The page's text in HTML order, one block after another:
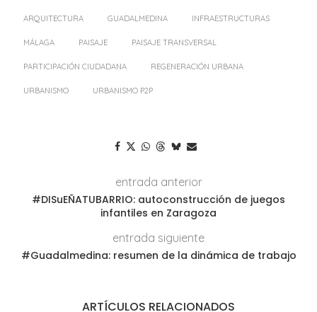
ARQUITECTURA GUADALMEDINA INFRAESTRUCTURAS
MÁLAGA PAISAJE PAISAJE TRANSVERSAL
PARTICIPACIÓN CIUDADANA REGENERACIÓN URBANA
URBANISMO URBANISMO P2P
entrada anterior
#DISuEÑATUBARRIO: autoconstrucción de juegos
infantiles en Zaragoza
entrada siguiente
#Guadalmedina: resumen de la dinámica de trabajo
ARTÍCULOS RELACIONADOS